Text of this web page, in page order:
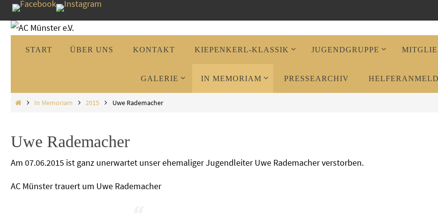
Zum
Inhalt
springen
InhaltSTART ÜBER UNS KONTAKT KIEPENKERL-KLASSIK JUGENDGRUPPE
GALERIE IN MEMORIAM PRESSEARCHIV
StartIn Memoriam 2015 Uwe Rademacher
Uwe Rademacher
Am 07.06.2015 ist ganz unerwartet unser ehemaliger Jugendleiter Uwe Rademacher verstorben.
AC Münster trauert um Uwe Rademacher